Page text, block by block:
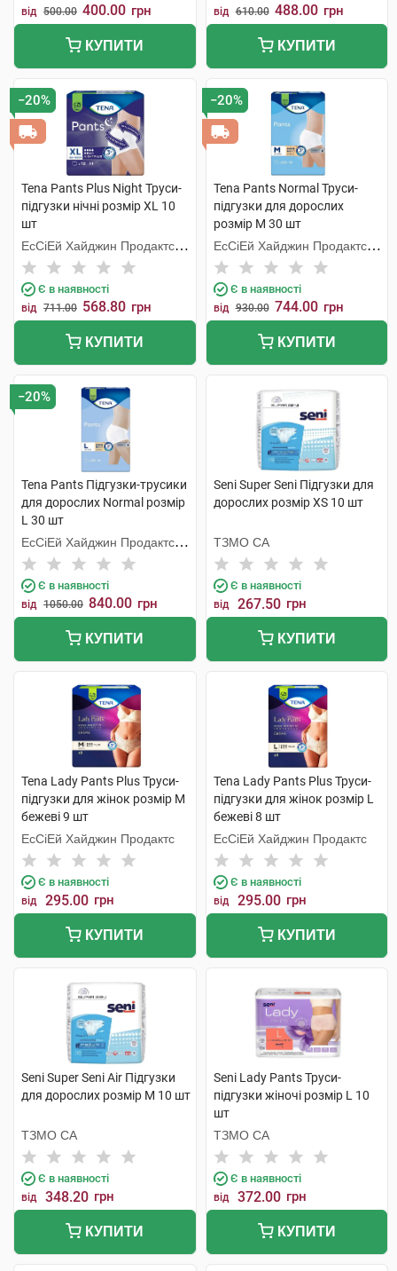
від 500.00 400.00 грн
КУПИТИ
від 610.00 488.00 грн
КУПИТИ
−20%
Tena Pants Plus Night Труси-
підгузки нічні розмір XL 10
шт
ЕсСіЕй Хайджин Продактс
Хугезанд
Є в наявності
від 711.00 568.80 грн
КУПИТИ
−20%
Tena Pants Normal Труси-
підгузки для дорослих
розмір M 30 шт
ЕсСіЕй Хайджин Продактс
Хугезанд
Є в наявності
від 930.00 744.00 грн
КУПИТИ
−20%
Tena Pants Підгузки-трусики
для дорослих Normal розмір
L 30 шт
ЕсСіЕй Хайджин Продактс
Хугезанд
Є в наявності
від 1050.00 840.00 грн
КУПИТИ
Seni Super Seni Підгузки для
дорослих розмір XS 10 шт
ТЗМО СА
Є в наявності
від 267.50 грн
КУПИТИ
Tena Lady Pants Plus Труси-
підгузки для жінок розмір M
бежеві 9 шт
ЕсСіЕй Хайджин Продактс
Є в наявності
від 295.00 грн
КУПИТИ
Tena Lady Pants Plus Труси-
підгузки для жінок розмір L
бежеві 8 шт
ЕсСіЕй Хайджин Продактс
Є в наявності
від 295.00 грн
КУПИТИ
Seni Super Seni Air Підгузки
для дорослих розмір M 10 шт
ТЗМО СА
Є в наявності
від 348.20 грн
КУПИТИ
Seni Lady Pants Труси-
підгузки жіночі розмір L 10
шт
ТЗМО СА
Є в наявності
від 372.00 грн
КУПИТИ